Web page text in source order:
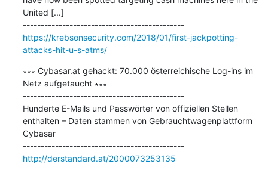
United [...]
---------------------------------------------
https://krebsonsecurity.com/2018/01/first-jackpotting-
attacks-hit-u-s-atms/
∗∗∗ Cybasar.at gehackt: 70.000 österreichische Log-ins im
Netz aufgetaucht ∗∗∗
---------------------------------------------
Hunderte E-Mails und Passwörter von offiziellen Stellen
enthalten – Daten stammen von Gebrauchtwagenplattform
Cybasar
---------------------------------------------
http://derstandard.at/2000073253135